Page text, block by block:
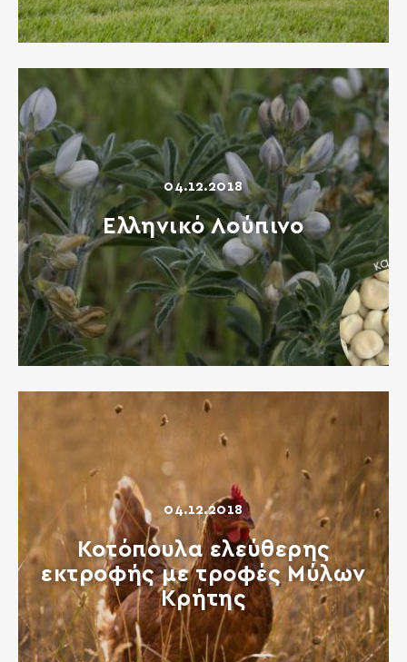
04.12.2018
Ελληνικό Λούπινο
04.12.2018
Κοτόπουλα ελεύθερης
εκτροφής με τροφές Μύλων
Κρήτης